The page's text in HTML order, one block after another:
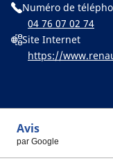
Numéro de
04 76 07 02 74
Site Internet
https://
Avis
par Google